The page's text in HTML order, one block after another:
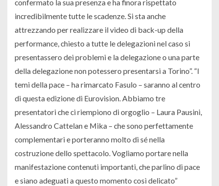
confermato la sua presenza e ha finora rispettato
incredibilmente tutte le scadenze. Si sta anche
attrezzando per realizzare il video di back-up della
performance, chiesto a tutte le delegazioni nel caso si
presentassero dei problemi e la delegazione o una parte
della delegazione non potessero presentarsi a Torino”. “I
temi della pace – ha rimarcato Fasulo – saranno al centro
di questa edizione di Eurovision. Abbiamo tre
presentatori che ci riempiono di orgoglio – Laura Pausini,
Alessandro Cattelan e Mika – che sono perfettamente
complementari e porteranno molto di sé nella
costruzione dello spettacolo. Vogliamo portare nella
manifestazione contenuti importanti, che parlino di pace
e siano adeguati a questo momento così delicato”